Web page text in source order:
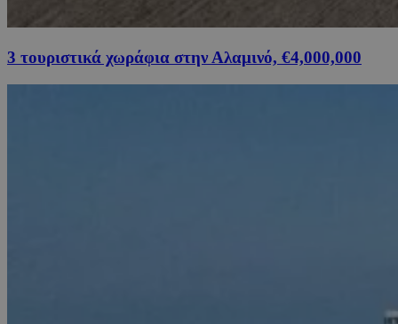
3 τουριστικά χωράφια στην Αλαμινό, €4,000,000